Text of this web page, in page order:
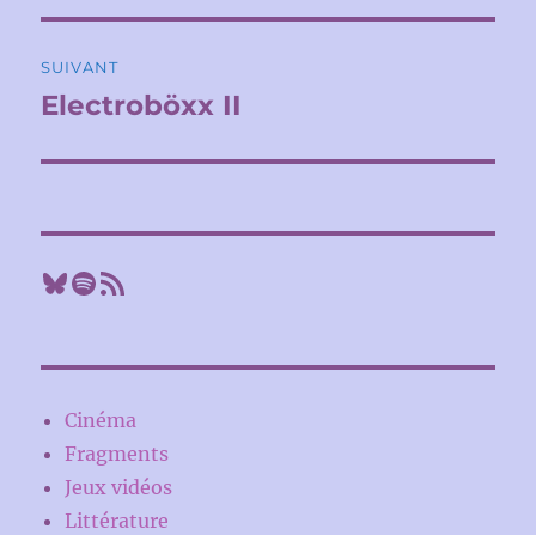
SUIVANT
Publication
Electroböxx II
Bluesky
Spotify
Flux RSS
Cinéma
Fragments
Jeux vidéos
Littérature